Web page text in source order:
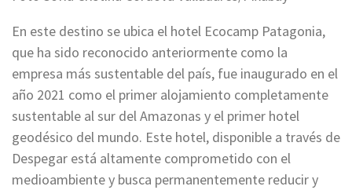
En este destino se ubica el hotel Ecocamp Patagonia,
que ha sido reconocido anteriormente como la
empresa más sustentable del país, fue inaugurado en el
año 2021 como el primer alojamiento completamente
sustentable al sur del Amazonas y el primer hotel
geodésico del mundo. Este hotel, disponible a través de
Despegar está altamente comprometido con el
medioambiente y busca permanentemente reducir y